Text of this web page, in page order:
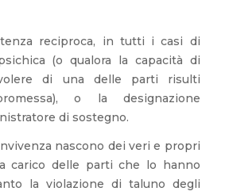
reciproca, in tutti i casi di
(o qualora la capacità di
di una delle parti risulti
o la designazione
di sostegno.
nascono dei veri e propri
carico delle parti che lo hanno
la violazione di taluno degli